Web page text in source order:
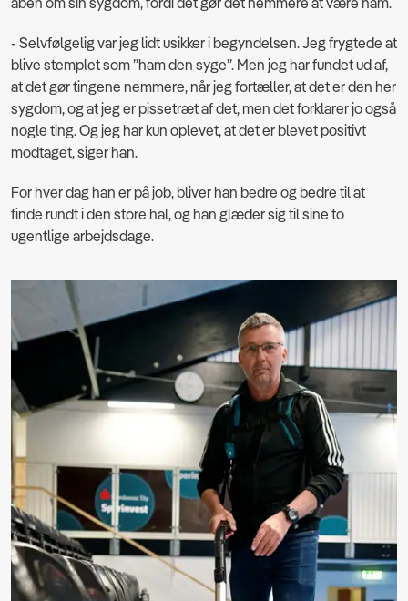
- Selvfølgelig var jeg lidt usikker i begyndelsen. Jeg frygtede at
blive stemplet som ”ham den syge”. Men jeg har fundet ud af,
at det gør tingene nemmere, når jeg fortæller, at det er den her
sygdom, og at jeg er pissetræt af det, men det forklarer jo også
nogle ting. Og jeg har kun oplevet, at det er blevet positivt
modtaget, siger han.
For hver dag han er på job, bliver han bedre og bedre til at
finde rundt i den store hal, og han glæder sig til sine to
ugentlige arbejdsdage.